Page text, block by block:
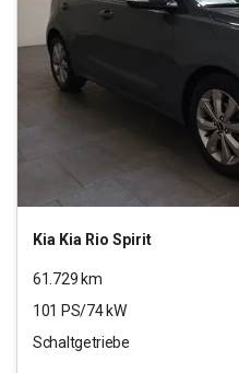
Kia Kia Rio Spirit
61.729 km
101 PS/74kW
Schaltgetriebe